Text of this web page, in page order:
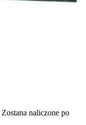
Zostana naliczone po